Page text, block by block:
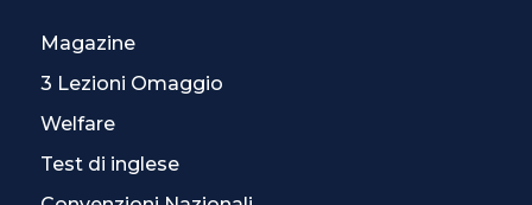
Magazine
3 Lezioni Omaggio
Welfare
Test di inglese